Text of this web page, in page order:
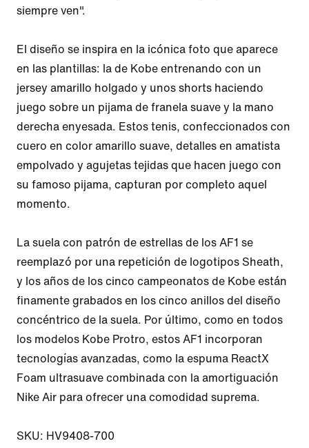
siempre ven".
El diseño se inspira en la icónica foto que aparece
en las plantillas: la de Kobe entrenando con un
jersey amarillo holgado y unos shorts haciendo
juego sobre un pijama de franela suave y la mano
derecha enyesada. Estos tenis, confeccionados con
cuero en color amarillo suave, detalles en amatista
empolvado y agujetas tejidas que hacen juego con
su famoso pijama, capturan por completo aquel
momento.
La suela con patrón de estrellas de los AF1 se
reemplazó por una repetición de logotipos Sheath,
y los años de los cinco campeonatos de Kobe están
finamente grabados en los cinco anillos del diseño
concéntrico de la suela. Por último, como en todos
los modelos Kobe Protro, estos AF1 incorporan
tecnologías avanzadas, como la espuma ReactX
Foam ultrasuave combinada con la amortiguación
Nike Air para ofrecer una comodidad suprema.
SKU: HV9408-700